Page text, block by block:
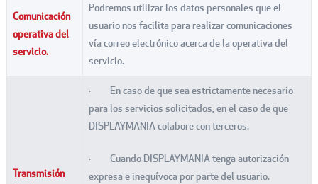
Comunicación
operativa del
servicio.
Podremos utilizar los datos personales que el
usuario nos facilita para realizar comunicaciones
vía correo electrónico acerca de la operativa del
servicio.
Transmisión
· En caso de que sea estrictamente necesario
para los servicios solicitados, en el caso de que
DISPLAYMANIA colabore con terceros.
· Cuando DISPLAYMANIA tenga autorización
expresa e inequívoca por parte del usuario.